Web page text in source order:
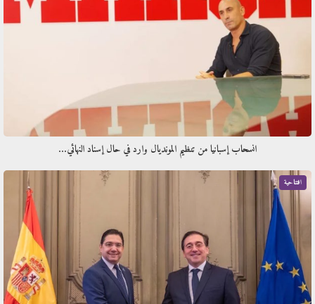
انسحاب إسبانيا من تنظيم المونديال وارد في حال إسناد النهائي…
افتتاحية